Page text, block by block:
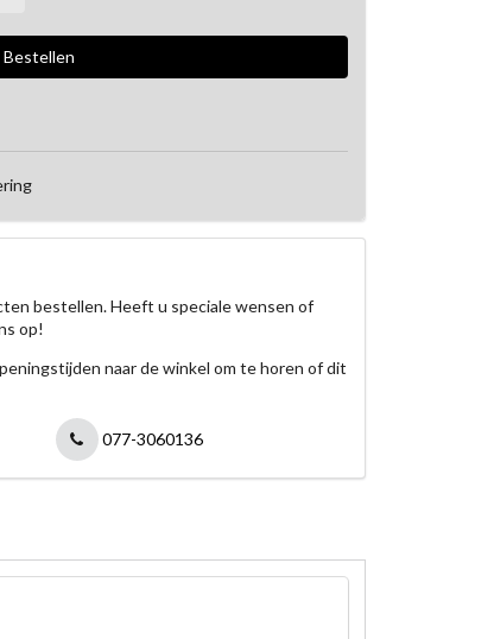
bestellen. Heeft u speciale wensen of
op!
naar de winkel om te horen of dit
077-3060136